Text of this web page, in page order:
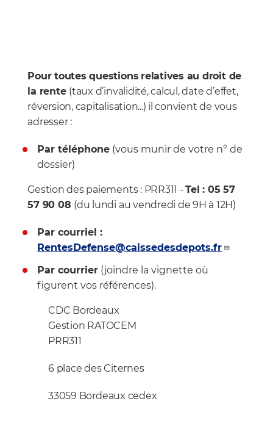
Pour toutes questions relatives au droit de
la rente (taux d’invalidité, calcul, date d’effet,
réversion, capitalisation...) il convient de vous
adresser :
Par téléphone (vous munir de votre n° de
dossier)
Gestion des paiements : PRR311 -Tel : 05 57
57 90 08 (du lundi au vendredi de 9H à 12H)
Par courriel :
RentesDefense@caissedesdepots.fr
Par courrier (joindre la vignette où
figurent vos références).
CDC Bordeaux
Gestion RATOCEM
PRR311
6 place des Citernes
33059 Bordeaux cedex